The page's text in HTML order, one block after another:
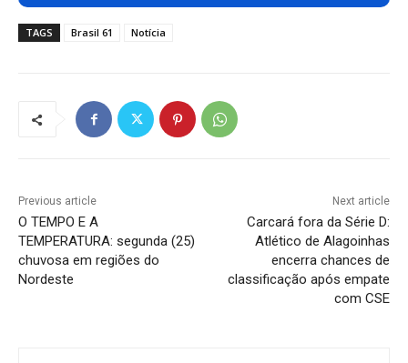
TAGS Brasil 61 Notícia
Previous article
O TEMPO E A
TEMPERATURA: segunda (25)
chuvosa em regiões do
Nordeste
Next article
Carcará fora da Série D:
Atlético de Alagoinhas
encerra chances de
classificação após empate
com CSE